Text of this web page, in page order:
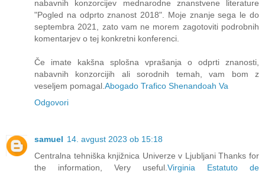
nabavnih konzorcijev mednarodne znanstvene literature
"Pogled na odprto znanost 2018". Moje znanje sega le do
septembra 2021, zato vam ne morem zagotoviti podrobnih
komentarjev o tej konkretni konferenci.
Če imate kakšna splošna vprašanja o odprti znanosti,
nabavnih konzorcijih ali sorodnih temah, vam bom z
veseljem pomagal.Abogado Trafico Shenandoah Va
Odgovori
samuel 14. avgust 2023 ob 15:18
Centralna tehniška knjižnica Univerze v Ljubljani Thanks for
the information, Very useful.Virginia Estatuto de